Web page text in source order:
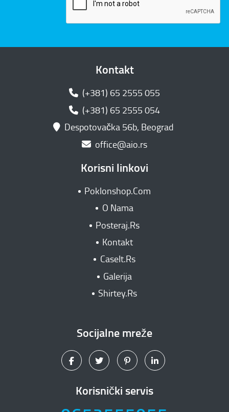
Kontakt
(+381) 65 2555 055
(+381) 65 2555 054
Despotovačka 56b, Beograd
office@aio.rs
Korisni linkovi
Poklonshop.Com
O Nama
Posteraj.Rs
Kontakt
CaseIt.Rs
Galerija
Shirtey.Rs
Socijalne mreže
Korisnički servis